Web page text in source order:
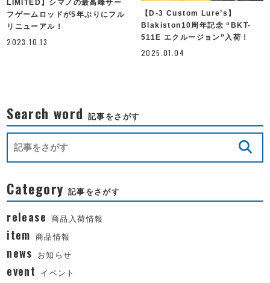
LIMITED】シマノの最高峰サー
フゲームロッドが5年ぶりにフル
リニューアル！
2023.10.13
【D-3 Custom Lure’s】
Blakiston10周年記念 “BKT-
511E エクルージョン”入荷！
2025.01.04
Search word 記事をさがす
Category 記事をさがす
release 商品入荷情報
item 商品情報
news お知らせ
event イベント